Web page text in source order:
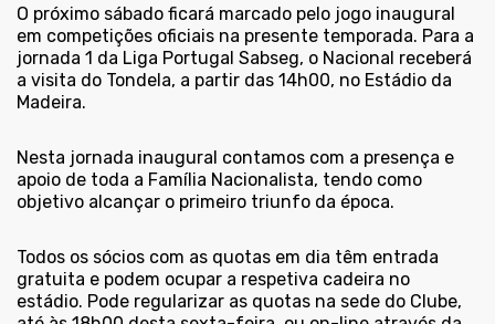
O próximo sábado ficará marcado pelo jogo inaugural
em competições oficiais na presente temporada. Para a
jornada 1 da Liga Portugal Sabseg, o Nacional receberá
a visita do Tondela, a partir das 14h00, no Estádio da
Madeira.
Nesta jornada inaugural contamos com a presença e
apoio de toda a Família Nacionalista, tendo como
objetivo alcançar o primeiro triunfo da época.
Todos os sócios com as quotas em dia têm entrada
gratuita e podem ocupar a respetiva cadeira no
estádio. Pode regularizar as quotas na sede do Clube,